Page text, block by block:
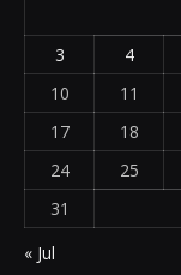
3
4
10
11
17
18
24
25
31
« Jul